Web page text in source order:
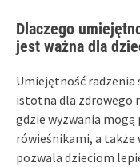
Dlaczego
jest ważna dla
Umiejętność radzenia
istotna dla zdrowego
gdzie wyzwania
rówieśnikami, a także
pozwala dzieciom